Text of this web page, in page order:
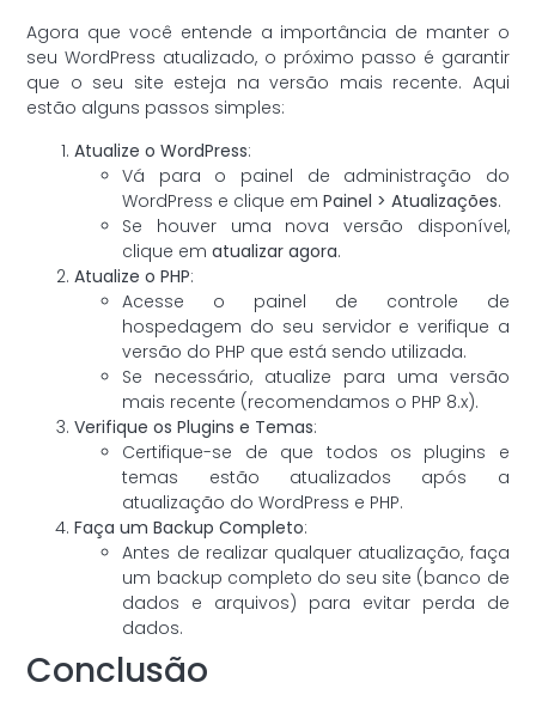
Agora que você entende a importância de manter o
seu WordPress atualizado, o próximo passo é garantir
que o seu site esteja na versão mais recente. Aqui
estão alguns passos simples:
Atualize o WordPress:
Vá para o painel de administração do
WordPress e clique emPainel > Atualizações.
Se houver uma nova versão disponível,
clique ematualizar agora.
Atualize o PHP:
Acesse o painel de controle de
hospedagem do seu servidor e verifique a
versão do PHP que está sendo utilizada.
Se necessário, atualize para uma versão
mais recente (recomendamos o PHP 8.x).
Verifique os Plugins e Temas:
Certifique-se de que todos os plugins e
temas estão atualizados após a
atualização do WordPress e PHP.
Faça um Backup Completo:
Antes de realizar qualquer atualização, faça
um backup completo do seu site (banco de
dados e arquivos) para evitar perda de
dados.
Conclusão